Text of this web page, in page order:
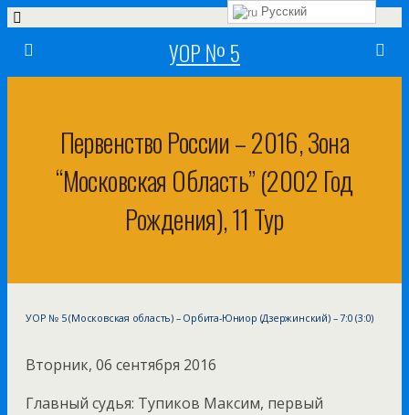
УОР № 5
Первенство России – 2016, Зона
“Московская Область” (2002 Год
Рождения), 11 Тур
УОР № 5 (Московская область) – Орбита-Юниор (Дзержинский) – 7:0 (3:0)
Вторник, 06 сентября 2016
Главный судья: Тупиков Максим, первый
Русский